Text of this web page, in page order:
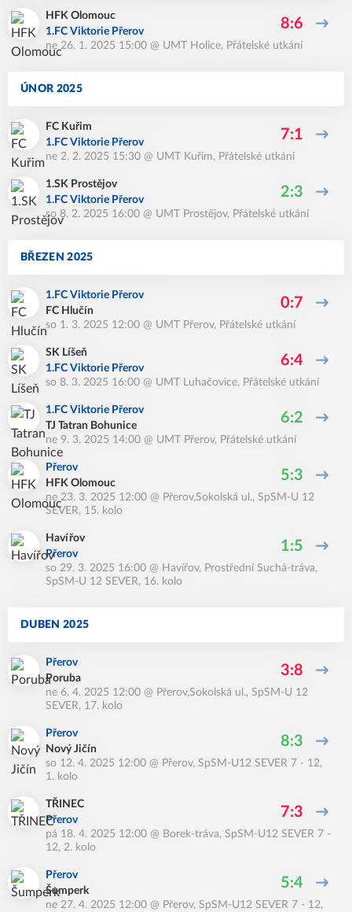
HFK Olomouc
1.FC Viktorie Přerov
8:6
ne 26. 1. 2025 15:00 @ UMT Holice, Přátelské utkání
ÚNOR 2025
FC Kuřim
1.FC Viktorie Přerov
7:1
ne 2. 2. 2025 15:30 @ UMT Kuřim, Přátelské utkání
1.SK Prostějov
1.FC Viktorie Přerov
2:3
so 8. 2. 2025 16:00 @ UMT Prostějov, Přátelské utkání
BŘEZEN 2025
1.FC Viktorie Přerov
FC Hlučín
0:7
so 1. 3. 2025 12:00 @ UMT Přerov, Přátelské utkání
SK Líšeň
1.FC Viktorie Přerov
6:4
so 8. 3. 2025 16:00 @ UMT Luhačovice, Přátelské utkání
1.FC Viktorie Přerov
TJ Tatran Bohunice
6:2
ne 9. 3. 2025 14:00 @ UMT Přerov, Přátelské utkání
Přerov
HFK Olomouc
5:3
ne 23. 3. 2025 12:00 @ Přerov,Sokolská ul., SpSM-U 12
SEVER, 15. kolo
Havířov
Přerov
1:5
so 29. 3. 2025 16:00 @ Havířov, Prostřední Suchá-tráva,
SpSM-U 12 SEVER, 16. kolo
DUBEN 2025
Přerov
Poruba
3:8
ne 6. 4. 2025 12:00 @ Přerov,Sokolská ul., SpSM-U 12
SEVER, 17. kolo
Přerov
Nový Jičín
8:3
so 12. 4. 2025 12:00 @ Přerov, SpSM-U12 SEVER 7 - 12,
1. kolo
TŘINEC
Přerov
7:3
pá 18. 4. 2025 12:00 @ Borek-tráva, SpSM-U12 SEVER 7 -
12, 2. kolo
Přerov
Šumperk
5:4
ne 27. 4. 2025 12:00 @ Přerov, SpSM-U12 SEVER 7 - 12,